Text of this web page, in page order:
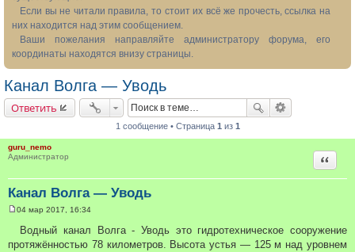
Если вы не читали правила, то стоит их всё же прочесть, ссылка на
них находится над этим сообщением.
Ваши пожелания направляйте администратору форума, его
координаты находятся внизу страницы.
Канал Волга — Уводь
Ответить
1 сообщение • Страница 1 из 1
guru_nemo
Администратор
Канал Волга — Уводь
Цитата
о
о
б
04 мар 2017, 16:34
Водный канал Волга - Уводь это гидротехническое сооружение
протяжённостью 78 километров. Высота устья — 125 м над уровнем